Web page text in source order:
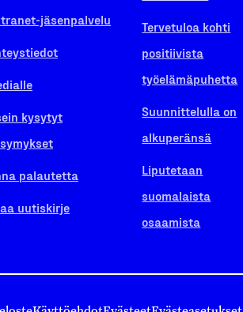
jäsenpalvelu
kysytyt
palautetta
uutiskirje
Tervetuloa kohti
positiivista
työelämäpuhetta
Suunnittelulla on
alkuperänsä
Liputetaan
suomalaista
osaamista